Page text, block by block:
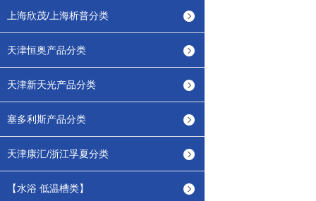
上海欣茂/上海析普分类
天津恒奥产品分类
天津新天光产品分类
塞多利斯产品分类
天津康汇/浙江孚夏分类
【水浴 低温槽类】